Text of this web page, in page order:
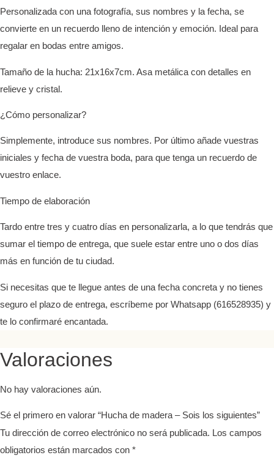
Personalizada con una fotografía, sus nombres y la fecha, se
convierte en un recuerdo lleno de intención y emoción. Ideal para
regalar en bodas entre amigos.
Tamaño de la hucha: 21x16x7cm. Asa metálica con detalles en
relieve y cristal.
¿Cómo personalizar?
Simplemente, introduce sus nombres. Por último añade vuestras
iniciales y fecha de vuestra boda, para que tenga un recuerdo de
vuestro enlace.
Tiempo de elaboración
Tardo entre tres y cuatro días en personalizarla, a lo que tendrás que
sumar el tiempo de entrega, que suele estar entre uno o dos días
más en función de tu ciudad.
Si necesitas que te llegue antes de una fecha concreta y no tienes
seguro el plazo de entrega, escríbeme por Whatsapp (616528935) y
te lo confirmaré encantada.
Valoraciones
No hay valoraciones aún.
Sé el primero en valorar “Hucha de madera – Sois los siguientes”
Tu dirección de correo electrónico no será publicada. Los campos
obligatorios están marcados con *